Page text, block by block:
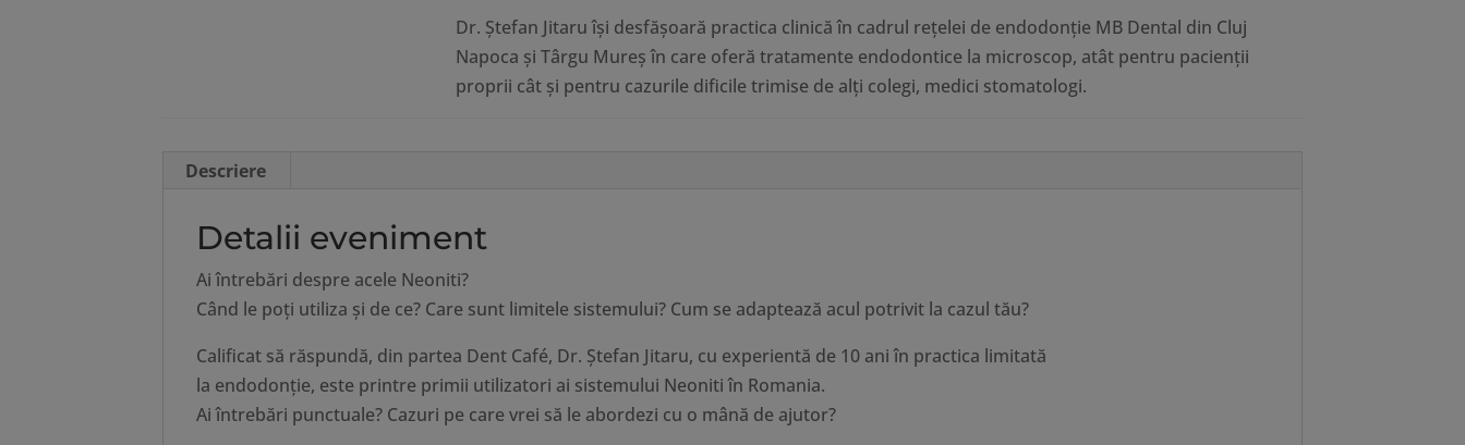
Dr. Ştefan Jitaru își desfășoară practica clinică în cadrul rețelei de endodonție MB Dental din Cluj
Napoca și Târgu Mureș în care oferă tratamente endodontice la microscop, atât pentru pacienţii
proprii cât şi pentru cazurile dificile trimise de alţi colegi, medici stomatologi.
Descriere
Detalii eveniment
Ai întrebări despre acele Neoniti?
Când le poţi utiliza şi de ce? Care sunt limitele sistemului? Cum se adaptează acul potrivit la cazul tău?
Calificat să răspundă, din partea Dent Café, Dr. Ştefan Jitaru, cu experientă de 10 ani în practica limitată
la endodonţie, este printre primii utilizatori ai sistemului Neoniti în Romania.
Ai întrebări punctuale? Cazuri pe care vrei să le abordezi cu o mână de ajutor?